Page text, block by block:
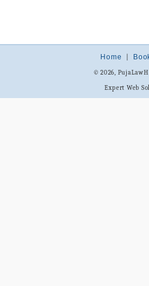
Home
© 2026,
Expert Web